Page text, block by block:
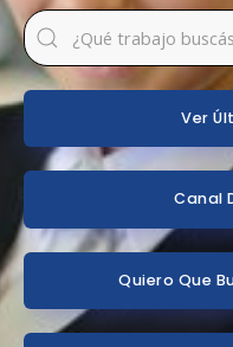
Ver
Canal
Quiero Que